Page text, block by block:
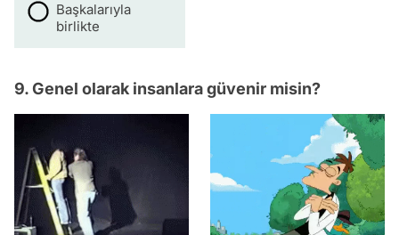
Başkalarıyla
birlikte
9. Genel olarak insanlara güvenir misin?